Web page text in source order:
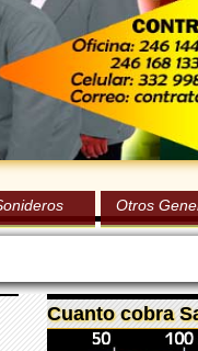
Otros
Cuanto cobra